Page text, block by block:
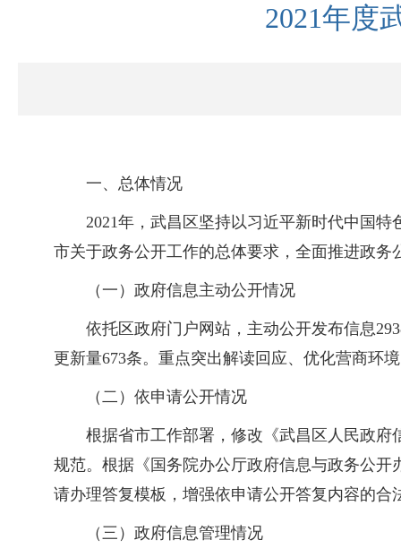
2021年度
一、总体情况
2021年，武昌区坚持以习近平新时代中国
市关于政务公开工作的总体要求，全面推进政
（一）政府信息主动公开情况
依托区政府门户网站，主动公开发布信息
更新量673条。重点突出解读回应、优化营商环
（二）依申请公开情况
根据省市工作部署，修改《武昌区人民政
规范。根据《国务院办公厅政府信息与政务公
请办理答复模板，增强依申请公开答复内容的合
（三）政府信息管理情况